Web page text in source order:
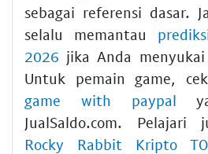
sebagai referensi dasar.
selalu memantau
2026 jika Anda
Untuk pemain game, cek
game with paypal
JualSaldo.com. Pelajari
Rocky Rabbit Kripto